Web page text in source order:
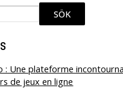
SÖK
: Une plateforme
de jeux en ligne